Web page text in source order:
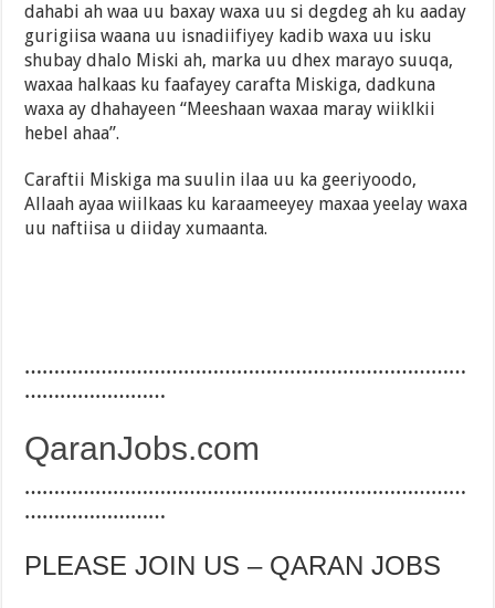
dahabi ah waa uu baxay waxa uu si degdeg ah ku aaday
gurigiisa waana uu isnadiifiyey kadib waxa uu isku
shubay dhalo Miski ah, marka uu dhex marayo suuqa,
waxaa halkaas ku faafayey carafta Miskiga, dadkuna
waxa ay dhahayeen “Meeshaan waxaa maray wiiklkii
hebel ahaa”.
Caraftii Miskiga ma suulin ilaa uu ka geeriyoodo,
Allaah ayaa wiilkaas ku karaameeyey maxaa yeelay waxa
uu naftiisa u diiday xumaanta.
…………………………………………………………………
……………………
QaranJobs.com
…………………………………………………………………
……………………
PLEASE JOIN US – QARAN JOBS